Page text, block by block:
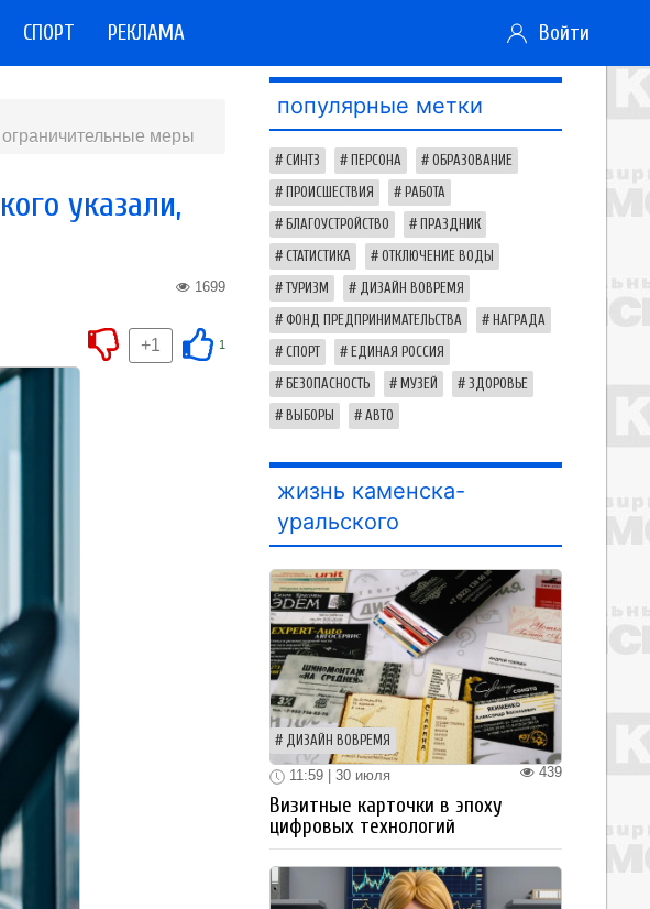
СПОРТ РЕКЛАМА Войти
ограничительные меры
указали,
1699
1
+1
популярные метки
СИНТЗ ПЕРСОНА ОБРАЗОВАНИЕ
ПРОИСШЕСТВИЯ РАБОТА
БЛАГОУСТРОЙСТВО ПРАЗДНИК
СТАТИСТИКА ОТКЛЮЧЕНИЕ ВОДЫ
ТУРИЗМ ДИЗАЙН ВОВРЕМЯ
ФОНД ПРЕДПРИНИМАТЕЛЬСТВА НАГРАДА
СПОРТ ЕДИНАЯ РОССИЯ
БЕЗОПАСНОСТЬ МУЗЕЙ ЗДОРОВЬЕ
ВЫБОРЫ АВТО
жизнь каменска-
уральского
ДИЗАЙН ВОВРЕМЯ
439
11:59 | 30 июля
Визитные карточки в эпоху
цифровых технологий